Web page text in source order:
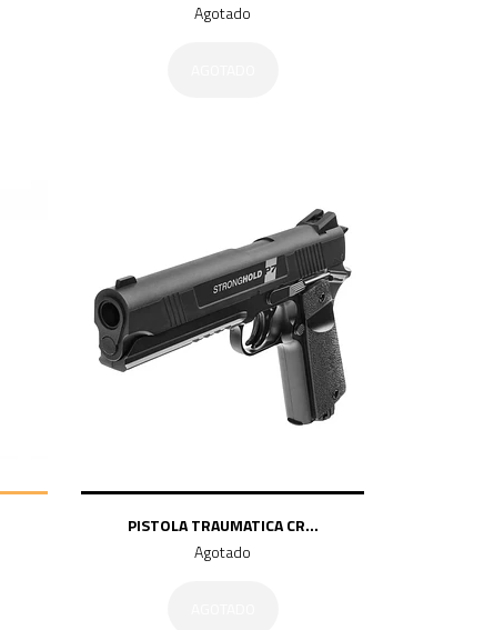
Agotado
PISTOLA TRAUMATICA CR...
Agotado